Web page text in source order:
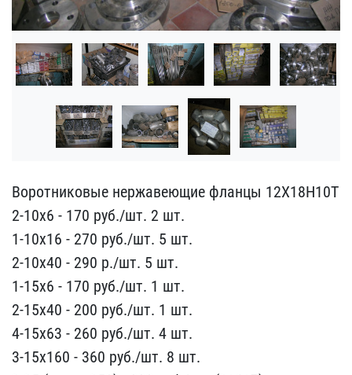
Воротниковые нержавеющие​ фланцы 12Х18Н10Т
2-10х​6 - 170 руб./шт. 2 шт.
1​-10х16 - 270 руб./шт. 5 ​шт.
2-10х40 - 290 р.​/шт. 5 шт.
1-15х6 - 170 ​руб./шт. 1 шт.
2-15х40 -​ 200 руб./шт. 1 шт.
4-15​х63 - 260 руб./шт. 4 шт.​
3-15х160 - 360 руб./шт.​ 8 шт.